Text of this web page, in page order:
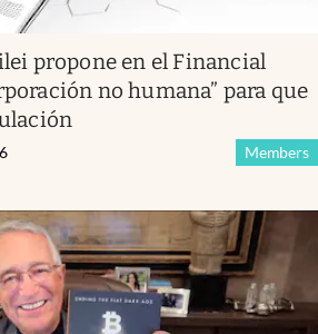
propone en el Financial
no humana” para que
Members